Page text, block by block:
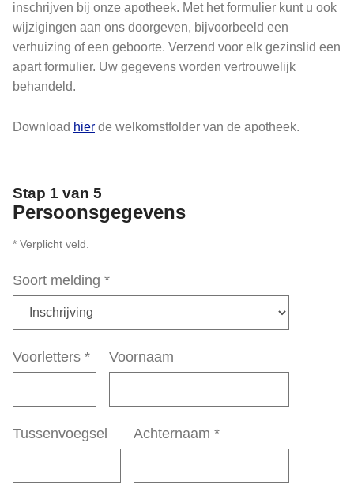
inschrijven bij onze apotheek. Met het formulier kunt u ook
wijzigingen aan ons doorgeven, bijvoorbeeld een
verhuizing of een geboorte. Verzend voor elk gezinslid een
apart formulier. Uw gegevens worden vertrouwelijk
behandeld.
Download hier de welkomstfolder van de apotheek.
Stap 1 van 5
Persoonsgegevens
* Verplicht veld.
Soort melding *
Voorletters * Voornaam
Tussenvoegsel Achternaam *